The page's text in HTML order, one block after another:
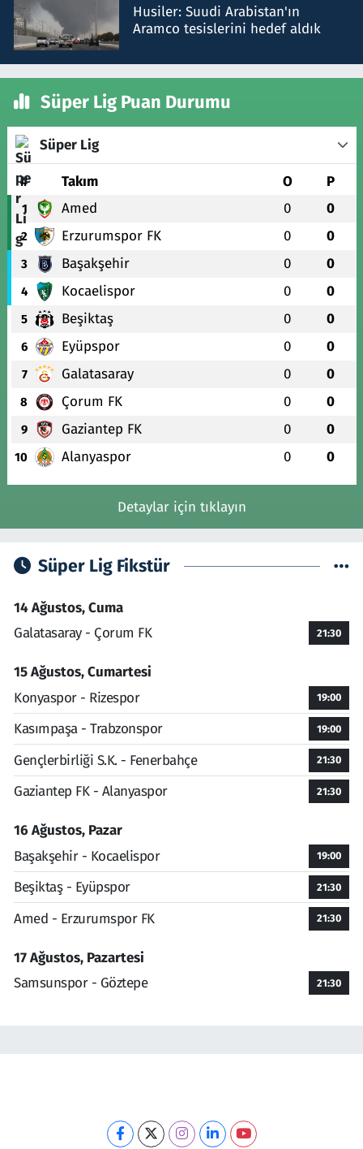
Husiler: Suudi Arabistan'ın
Aramco tesislerini hedef aldık
Süper Lig Puan Durumu
Süper Lig
# Takım O P
1 Amed 0 0
2 Erzurumspor FK 0 0
3 Başakşehir 0 0
4 Kocaelispor 0 0
5 Beşiktaş 0 0
6 Eyüpspor 0 0
7 Galatasaray 0 0
8 Çorum FK 0 0
9 Gaziantep FK 0 0
10 Alanyaspor 0 0
Detaylar için tıklayın
Süper Lig Fikstür
14 Ağustos, Cuma
Galatasaray - Çorum FK
21:30
15 Ağustos, Cumartesi
Konyaspor - Rizespor
19:00
Kasımpaşa - Trabzonspor 19:00
Gençlerbirliği S.K. - Fenerbahçe 21:30
Gaziantep FK - Alanyaspor 21:30
16 Ağustos, Pazar
Başakşehir - Kocaelispor
19:00
Beşiktaş - Eyüpspor 21:30
Amed - Erzurumspor FK 21:30
17 Ağustos, Pazartesi
Samsunspor - Göztepe
21:30